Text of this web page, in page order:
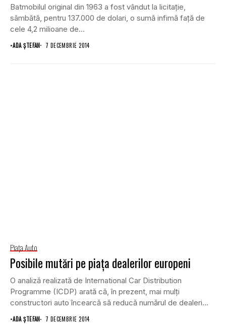
Batmobilul original din 1963 a fost vândut la licitaţie,
sâmbătă, pentru 137.000 de dolari, o sumă infimă faţă de
cele 4,2 milioane de...
•ADA ȘTEFAN 7 DECEMBRIE 2014
Piaţa Auto
Posibile mutări pe piaţa dealerilor europeni
O analiză realizată de International Car Distribution
Programme (ICDP) arată că, în prezent, mai mulţi
constructori auto încearcă să reducă numărul de dealeri...
•ADA ȘTEFAN 7 DECEMBRIE 2014